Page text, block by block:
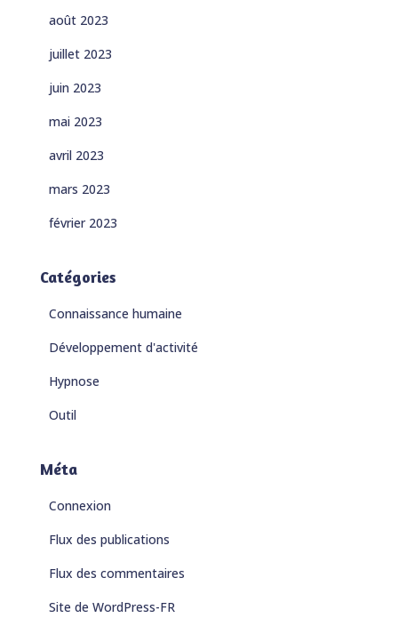
août 2023
juillet 2023
juin 2023
mai 2023
avril 2023
mars 2023
février 2023
Catégories
Connaissance humaine
Développement d'activité
Hypnose
Outil
Méta
Connexion
Flux des publications
Flux des commentaires
Site de WordPress-FR